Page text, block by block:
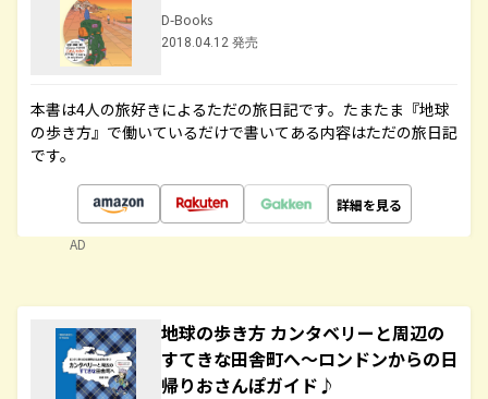
D-Books
2018.04.12 発売
本書は4人の旅好きによるただの旅日記です。たまたま『地球
の歩き方』で働いているだけで書いてある内容はただの旅日記
です。
詳細を見る
AD
地球の歩き方 カンタベリーと周辺の
すてきな田舎町へ～ロンドンからの日
帰りおさんぽガイド♪